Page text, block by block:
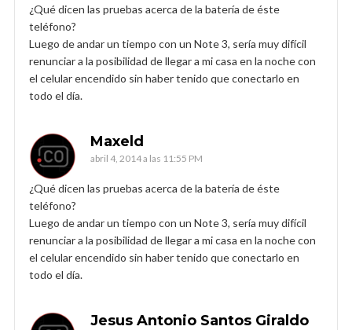
¿Qué dicen las pruebas acerca de la batería de éste
teléfono?
Luego de andar un tiempo con un Note 3, sería muy difícil
renunciar a la posibilidad de llegar a mi casa en la noche con
el celular encendido sin haber tenido que conectarlo en
todo el día.
Maxeld
abril 4, 2014 a las 11:55 PM
¿Qué dicen las pruebas acerca de la batería de éste
teléfono?
Luego de andar un tiempo con un Note 3, sería muy difícil
renunciar a la posibilidad de llegar a mi casa en la noche con
el celular encendido sin haber tenido que conectarlo en
todo el día.
Jesus Antonio Santos Giraldo